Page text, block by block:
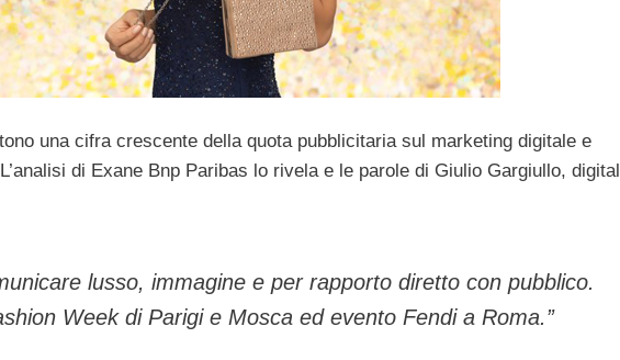
una cifra crescente della quota pubblicitaria sul marketing digitale e
di Exane Bnp Paribas lo rivela e le parole di Giulio Gargiullo, digital
lusso, immagine e per rapporto diretto con pubblico.
Week di Parigi e Mosca ed evento Fendi a Roma.”